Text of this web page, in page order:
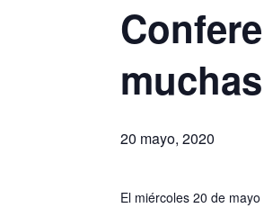
20 mayo, 2020
El miércoles 20 de